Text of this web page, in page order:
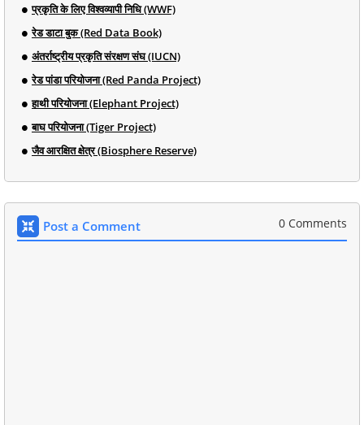
प्रकृति के लिए विश्वव्यापी निधि (WWF)
रेड डाटा बुक (Red Data Book)
अंतर्राष्ट्रीय प्रकृति संरक्षण संघ (IUCN)
रेड पांडा परियोजना (Red Panda Project)
हाथी परियोजना (Elephant Project)
बाघ परियोजना (Tiger Project)
जैव आरक्षित क्षेत्र (Biosphere Reserve)
Post a Comment 0 Comments